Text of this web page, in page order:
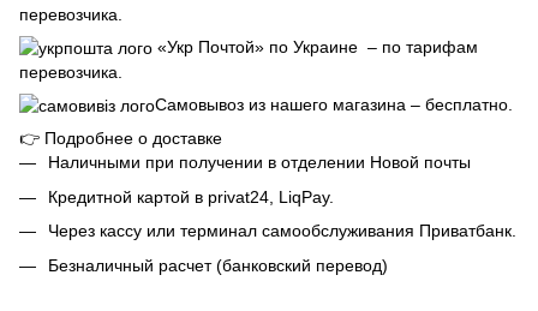
перевозчика.
«Укр Почтой» по Украине – по тарифам
перевозчика.
Самовывоз из нашего магазина – бесплатно.
👉 Подробнее о доставке
Наличными при получении в отделении Новой почты
Кредитной картой в privat24, LiqPay.
Через кассу или терминал самообслуживания Приватбанк.
Безналичный расчет (банковский перевод)